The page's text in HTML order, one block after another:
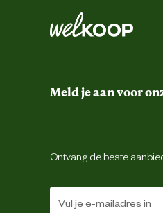
Meld je aan voor
Ontvang de beste